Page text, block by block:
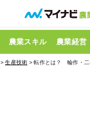
農業スキル 農業経営
>生産技術 > 転作とは？ 輪作・二